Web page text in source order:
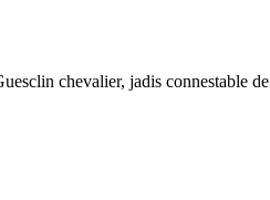
chevalier, jadis connestable